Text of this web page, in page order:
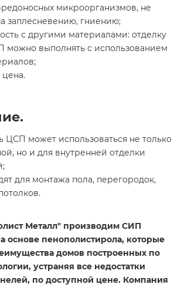
микроорганизмов, не
заплесневению, гниению;
с другими материалами: отделку
можно выполнять с использованием
ЦСП может использоваться не только
но и для внутренней отделки
для монтажа пола, перегородок,
Металл" производим СИП
основе пенополистирола, которые
домов построенных по
устраняя все недостатки
по доступной цене. Компания